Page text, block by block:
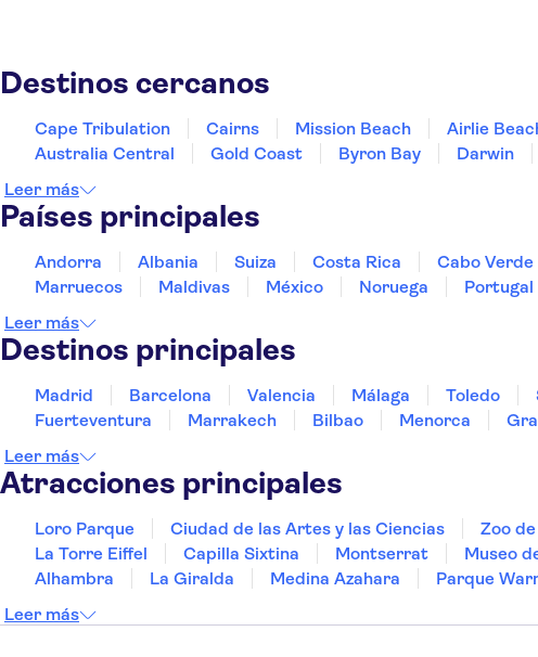
Destinos cercanos
Cape Tribulation Cairns Mission Beach Airlie
Australia Central
Gold Coast Byron Bay Darwin
Leer más
Países principales
Andorra Albania Suiza Costa Rica Cabo Verde
Marruecos
Maldivas México Noruega Portugal
Leer más
Destinos principales
Madrid Barcelona Valencia Málaga Toledo
Fuerteventura
Marrakech Bilbao Menorca
Leer más
Atracciones principales
Loro Parque Ciudad de las Artes y las Ciencias Zoo
La Torre Eiffel
Capilla Sixtina Montserrat Museo
Alhambra
La Giralda Medina Azahara
Parque
Leer más